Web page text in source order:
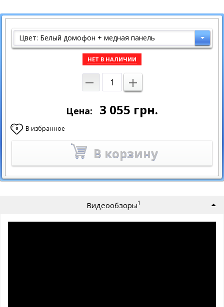
Цвет: Белый домофон + медная панель
НЕТ В НАЛИЧИИ
Цена: 3 055 грн.
0 В избранное
В корзину
Видеообзоры1